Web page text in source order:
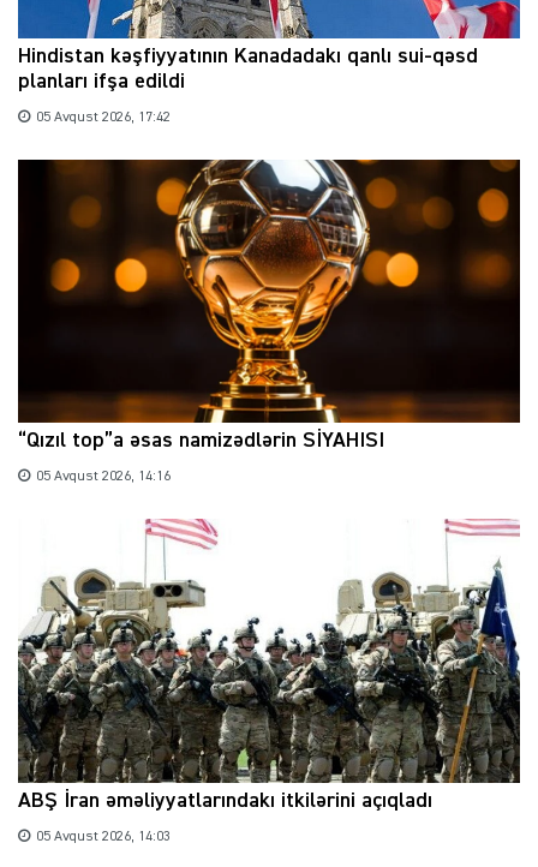
Hindistan kəşfiyyatının Kanadadakı qanlı sui-qəsd
planları ifşa edildi
05 Avqust 2026, 17:42
“Qızıl top”a əsas namizədlərin SİYAHISI
05 Avqust 2026, 14:16
ABŞ İran əməliyyatlarındakı itkilərini açıqladı
05 Avqust 2026, 14:03